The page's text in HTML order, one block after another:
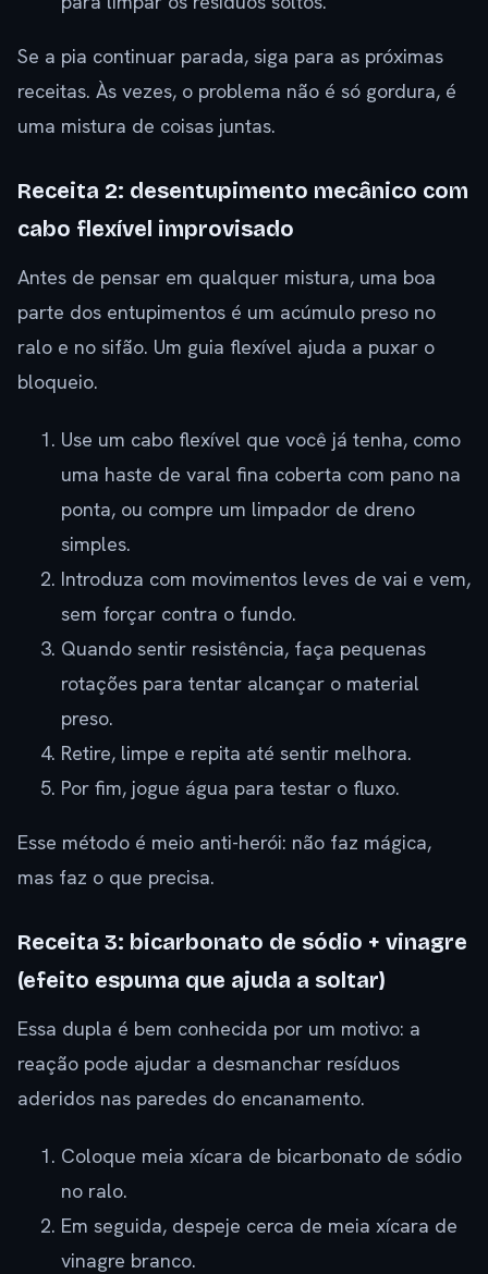
Se a pia continuar parada, siga para as próximas
receitas. Às vezes, o problema não é só gordura, é
uma mistura de coisas juntas.
Receita 2: desentupimento mecânico com
cabo flexível improvisado
Antes de pensar em qualquer mistura, uma boa
parte dos entupimentos é um acúmulo preso no
ralo e no sifão. Um guia flexível ajuda a puxar o
bloqueio.
Use um cabo flexível que você já tenha, como
uma haste de varal fina coberta com pano na
ponta, ou compre um limpador de dreno
simples.
Introduza com movimentos leves de vai e vem,
sem forçar contra o fundo.
Quando sentir resistência, faça pequenas
rotações para tentar alcançar o material
preso.
Retire, limpe e repita até sentir melhora.
Por fim, jogue água para testar o fluxo.
Esse método é meio anti-herói: não faz mágica,
mas faz o que precisa.
Receita 3: bicarbonato de sódio + vinagre
(efeito espuma que ajuda a soltar)
Essa dupla é bem conhecida por um motivo: a
reação pode ajudar a desmanchar resíduos
aderidos nas paredes do encanamento.
Coloque meia xícara de bicarbonato de sódio
no ralo.
Em seguida, despeje cerca de meia xícara de
vinagre branco.